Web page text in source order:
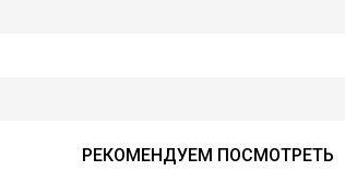
РЕКОМЕНДУЕМ ПОСМОТРЕТЬ